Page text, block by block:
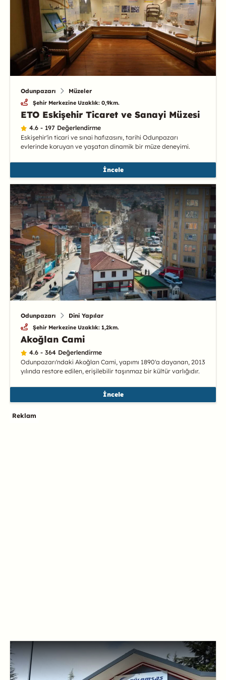
Odunpazarı Müzeler
Şehir Merkezine Uzaklık: 0,9km.
ETO Eskişehir Ticaret ve Sanayi Müzesi
4.6 - 197 Değerlendirme
Eskişehir'in ticari ve sınai hafızasını, tarihi Odunpazarı
evlerinde koruyan ve yaşatan dinamik bir müze deneyimi.
İncele
Odunpazarı Dini Yapılar
Şehir Merkezine Uzaklık: 1,2km.
Akoğlan Cami
4.6 - 364 Değerlendirme
Odunpazarı'ndaki Akoğlan Cami, yapımı 1890'a dayanan, 2013
yılında restore edilen, erişilebilir taşınmaz bir kültür varlığıdır.
İncele
Reklam